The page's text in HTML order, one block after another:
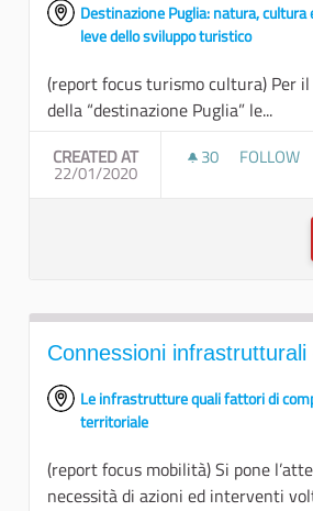
Destinazione Puglia: natura, cultura
leve dello sviluppo turistico
(report focus turismo cultura) Per
della “destinazione Puglia” le...
CREATED AT
22/01/2020
30 30
FOLLOW
Connessioni
Le infrastrutture quali fattori di
territoriale
(report focus mobilità) Si pone
necessità di azioni ed interventi